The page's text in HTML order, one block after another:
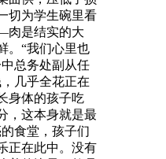
切为学生碗里看
是结实的大
。“我们心里也
总务处副从任
几乎全花正在
身体的孩子吃
，这本身就是最
食堂，孩子们
正在此中。没有